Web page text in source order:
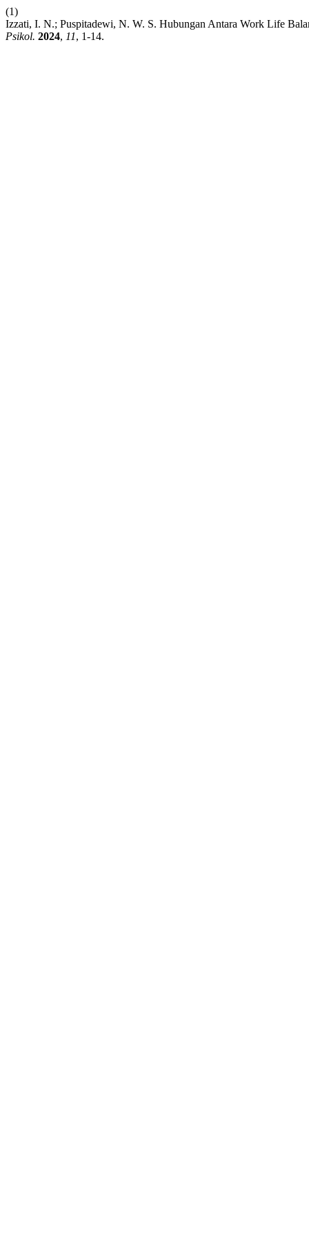
(1)
Izzati, I. N.; Puspitadewi, N. W. S. Hubungan Antara Work Life
Psikol. 2024, 11, 1-14.